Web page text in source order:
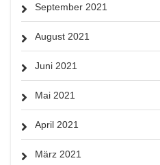
September 2021
August 2021
Juni 2021
Mai 2021
April 2021
März 2021